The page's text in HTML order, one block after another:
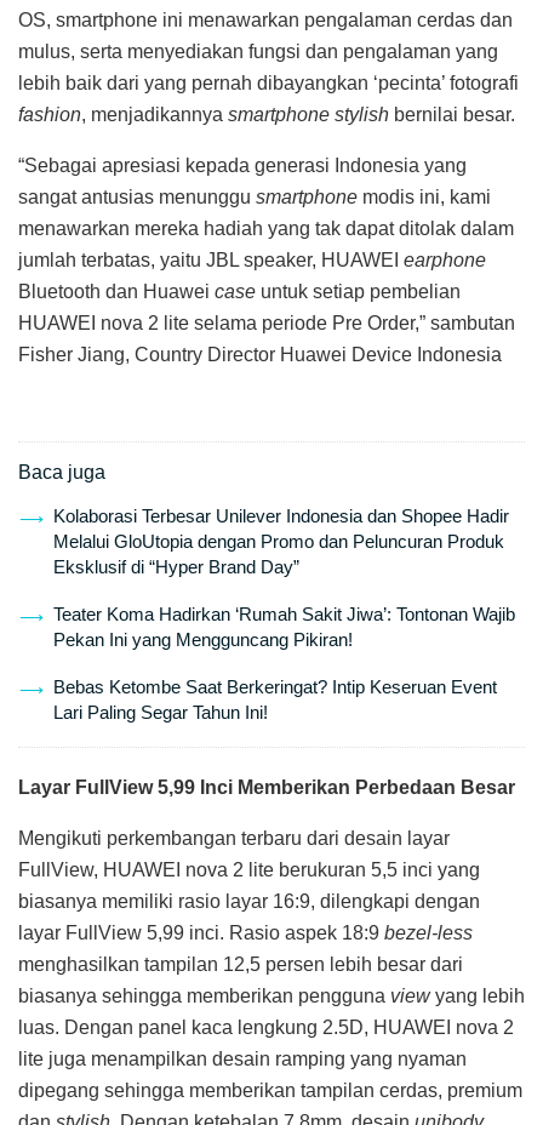
OS, smartphone ini menawarkan pengalaman cerdas dan
mulus, serta menyediakan fungsi dan pengalaman yang
lebih baik dari yang pernah dibayangkan ‘pecinta’ fotografi
fashion, menjadikannya smartphone stylish bernilai besar.
“Sebagai apresiasi kepada generasi Indonesia yang
sangat antusias menunggu smartphone modis ini, kami
menawarkan mereka hadiah yang tak dapat ditolak dalam
jumlah terbatas, yaitu JBL speaker, HUAWEI earphone
Bluetooth dan Huawei case untuk setiap pembelian
HUAWEI nova 2 lite selama periode Pre Order,” sambutan
Fisher Jiang, Country Director Huawei Device Indonesia
Baca juga
Kolaborasi Terbesar Unilever Indonesia dan Shopee Hadir
Melalui GloUtopia dengan Promo dan Peluncuran Produk
Eksklusif di “Hyper Brand Day”
Teater Koma Hadirkan ‘Rumah Sakit Jiwa’: Tontonan Wajib
Pekan Ini yang Mengguncang Pikiran!
Bebas Ketombe Saat Berkeringat? Intip Keseruan Event
Lari Paling Segar Tahun Ini!
Layar FullView 5,99 Inci Memberikan Perbedaan Besar
Mengikuti perkembangan terbaru dari desain layar
FullView, HUAWEI nova 2 lite berukuran 5,5 inci yang
biasanya memiliki rasio layar 16:9, dilengkapi dengan
layar FullView 5,99 inci. Rasio aspek 18:9 bezel-less
menghasilkan tampilan 12,5 persen lebih besar dari
biasanya sehingga memberikan pengguna viewyang lebih
luas. Dengan panel kaca lengkung 2.5D, HUAWEI nova 2
lite juga menampilkan desain ramping yang nyaman
dipegang sehingga memberikan tampilan cerdas, premium